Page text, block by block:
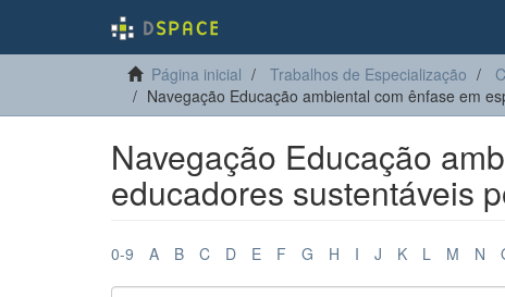
Página inicial Trabalhos de Especialização
Navegação Educação ambiental com ênfase em
Navegação Educação
educadores sustentáveis
0-9 A B C D E F G H I J K L M N